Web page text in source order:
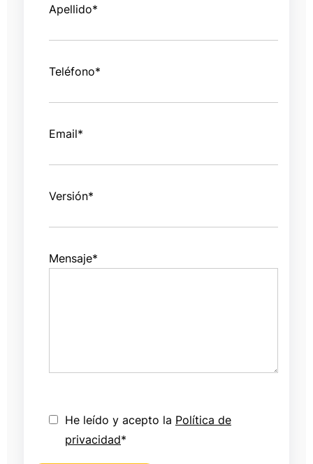
Apellido*
Teléfono*
Email*
Versión*
Mensaje*
He leído y acepto la Política de
privacidad*